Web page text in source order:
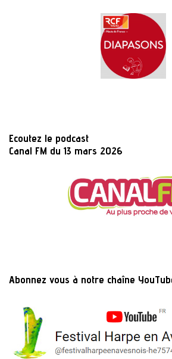
Ecoutez le podcast
Canal FM du 13 mars 2026
Abonnez vous à notre chaîne